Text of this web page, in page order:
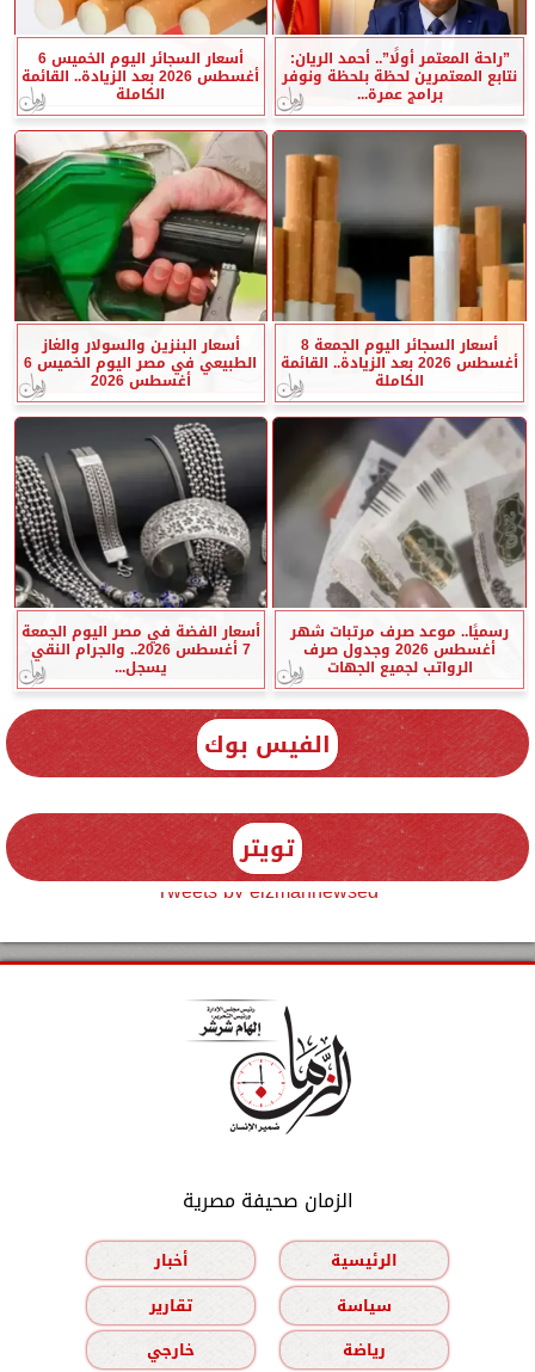
”راحة المعتمر أولًا”.. أحمد الريان:
نتابع المعتمرين لحظة بلحظة ونوفر
برامج عمرة...
أسعار السجائر اليوم الخميس 6
أغسطس 2026 بعد الزيادة.. القائمة
الكاملة
أسعار السجائر اليوم الجمعة 8
أغسطس 2026 بعد الزيادة.. القائمة
الكاملة
أسعار البنزين والسولار والغاز
الطبيعي في مصر اليوم الخميس 6
أغسطس 2026
رسميًا.. موعد صرف مرتبات شهر
أغسطس 2026 وجدول صرف
الرواتب لجميع الجهات
أسعار الفضة في مصر اليوم الجمعة
7 أغسطس 2026.. والجرام النقي
يسجل...
الفيس بوك
تويتر
Tweets by elzmannewseg
الزمان صحيفة مصرية
الرئيسية
أخبار
سياسة
تقارير
رياضة
خارجي